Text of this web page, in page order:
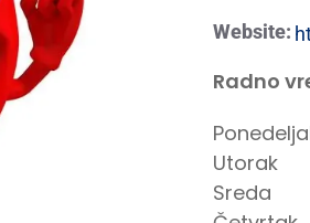
Website:
Radno
Utorak
Sreda